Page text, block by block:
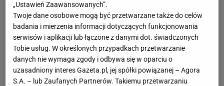
„Ustawień Zaawansowanych”.
Twoje dane osobowe mogą być przetwarzane także do celów
badania i mierzenia informacji dotyczących funkcjonowania
serwisów i aplikacji lub łączone z danymi dot. świadczonych
Tobie usług. W określonych przypadkach przetwarzanie
danych nie wymaga zgody i odbywa się w oparciu o
uzasadniony interes Gazeta.pl, jej spółki powiązanej – Agora
S.A. – lub Zaufanych Partnerów. Takiemu przetwarzaniu